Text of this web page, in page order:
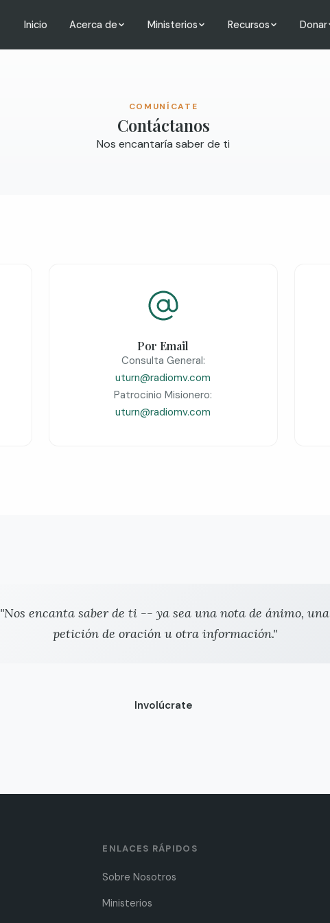
Inicio Acerca de Ministerios Recursos Donar
COMUNÍCATE
Contáctanos
Nos encantaría saber de ti
Por Email
Consulta General:
uturn@radiomv.com
Patrocinio Misionero:
uturn@radiomv.com
"Nos encanta saber de ti -- ya sea una nota de ánimo, una
petición de oración u otra información."
Involúcrate
ENLACES RÁPIDOS
Sobre Nosotros
Ministerios